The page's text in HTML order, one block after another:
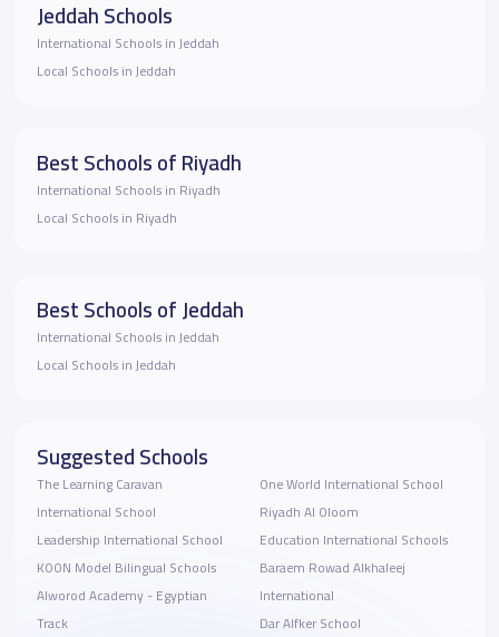
Jeddah Schools
International Schools in Jeddah
Local Schools in Jeddah
Best Schools of Riyadh
International Schools in Riyadh
Local Schools in Riyadh
Best Schools of Jeddah
International Schools in Jeddah
Local Schools in Jeddah
Suggested Schools
The Learning Caravan
International School
Leadership International School
KOON Model Bilingual Schools
Alworod Academy - Egyptian
Track
One World International School
Riyadh Al Oloom
Education International Schools
Baraem Rowad Alkhaleej
International
Dar Alfker School